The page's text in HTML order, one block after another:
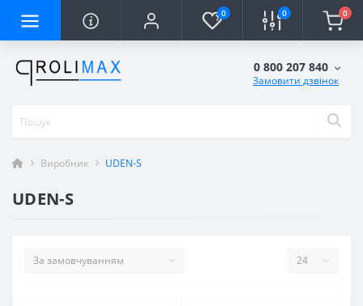
0 0 0
0 800 207 840
Замовити дзвінок
Виробник UDEN-S
UDEN-S